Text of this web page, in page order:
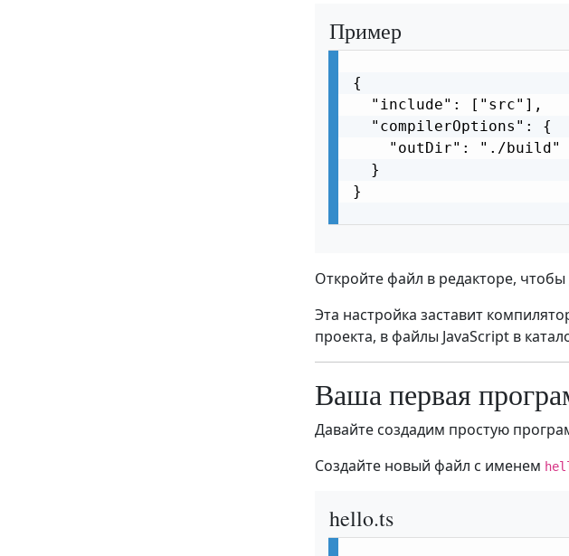
Пример
{
  "include": ["src"],
  "compilerOptions": {
    "outDir": "./build"
  }
}
Откройте файл в редакторе,
Эта настройка заставит
проекта, в файлы JavaScript в
Ваша первая
Давайте создадим простую
Создайте новый файл с именем
hello.ts